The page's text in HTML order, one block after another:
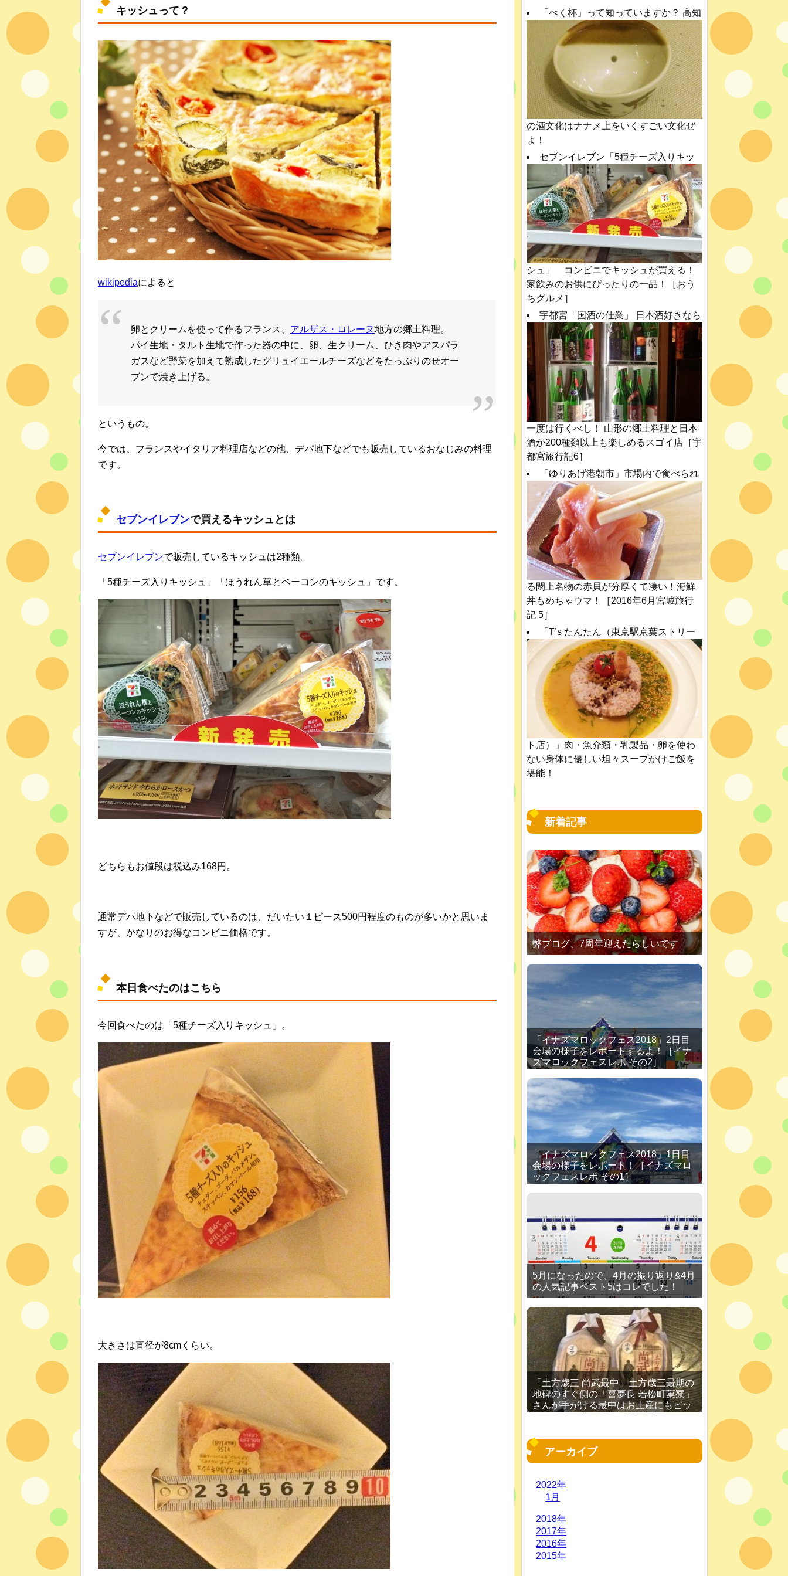
キッシュって？
wikipediaによると
卵とクリームを使って作るフランス、 アルザス・ロレーヌ地方の郷土料理。
パイ生地・タルト生地で作った器の中に、卵、生クリーム、ひき肉やアスパラ
ガスなど野菜を加えて熟成したグリュイエールチーズなどをたっぷりのせオー
ブンで焼き上げる。
というもの。
今では、フランスやイタリア料理店などの他、デパ地下などでも販売しているおなじみの料理
です。
セブンイレブンで買えるキッシュとは
セブンイレブンで販売しているキッシュは2種類。
「5種チーズ入りキッシュ」「ほうれん草とベーコンのキッシュ」です。
どちらもお値段は税込み168円。
通常デパ地下などで販売しているのは、だいたい１ピース500円程度のものが多いかと思いま
すが、かなりのお得なコンビニ価格です。
本日食べたのはこちら
今回食べたのは「5種チーズ入りキッシュ」。
大きさは直径が8cmくらい。
「べく杯」って知っていますか？ 高知
の酒文化はナナメ上をいくすごい文化ぜ
よ！
セブンイレブン「5種チーズ入りキッ
シュ」 コンビニでキッシュが買える！
家飲みのお供にぴったりの一品！［おう
ちグルメ］
宇都宮「国酒の仕業」 日本酒好きなら
一度は行くべし！ 山形の郷土料理と日本
酒が200種類以上も楽しめるスゴイ店［宇
都宮旅行記6］
「ゆりあげ港朝市」市場内で食べられ
る閖上名物の赤貝が分厚くて凄い！海鮮
丼もめちゃウマ！［2016年6月宮城旅行
記 5］
「T’s たんたん（東京駅京葉ストリー
ト店）」肉・魚介類・乳製品・卵を使わ
ない身体に優しい坦々スープかけご飯を
堪能！
新着記事
弊ブログ、7周年迎えたらしいです
「イナズマロックフェス2018」2日目
会場の様子をレポートするよ！［イナ
ズマロックフェスレポ その2］
「イナズマロックフェス2018」1日目
会場の様子をレポート！［イナズマロ
ックフェスレポ その1］
5月になったので、4月の振り返り&4月
の人気記事ベスト5はコレでした！
「土方歳三 尚武最中」土方歳三最期の
地碑のすぐ側の「喜夢良 若松町菓寮」
さんが手がける最中はお土産にもピッ
アーカイブ
2022年
1月
2018年
2017年
2016年
2015年